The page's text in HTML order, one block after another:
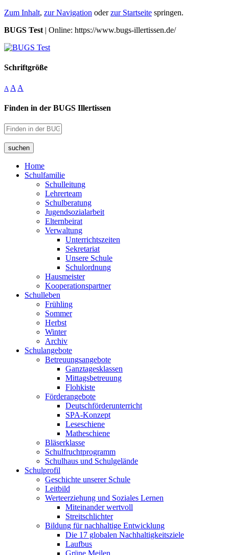
Zum Inhalt, zur Navigation oderzur Startseite springen.
BUGS Test | Online: https://www.bugs-illertissen.de/
Schriftgröße
A A A
Finden in der BUGS Illertissen
suchen
Home
Schulfamilie
Schulleitung
Lehrerteam
Schulberatung
Jugendsozialarbeit
Elternbeirat
Verwaltung
Unterrichtszeiten
Sekretariat
Unsere Schule
Schulordnung
Hausmeister
Kooperationspartner
Schulleben
Frühling
Sommer
Herbst
Winter
Archiv
Schulangebote
Betreuungsangebote
Ganztagesklassen
Mittagsbetreuung
Flohkiste
Förderangebote
Deutschförderunterricht
SPA-Konzept
Leseschiene
Matheschiene
Bläserklasse
Schulfruchtprogramm
Schulhaus und Schulgelände
Schulprofil
Geschichte unserer Schule
Leitbild
Werteerziehung und Soziales Lernen
Miteinander wertvoll
Streitschlichter
Bildung für nachhaltige Entwicklung
Die 17 globalen Nachhaltigkeitsziele
Laufbus
Grüne Meilen